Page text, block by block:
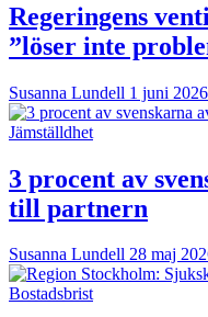
Regeringens
”löser inte
Susanna Lundell 1 juni
Jämställdhet
3 procent av
till partnern
Susanna Lundell 28 maj
Bostadsbrist